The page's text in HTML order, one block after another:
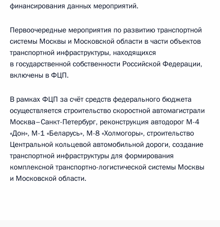
финансирования данных мероприятий.
Первоочередные мероприятия по развитию транспортной
системы Москвы и Московской области в части объектов
транспортной инфраструктуры, находящихся
в государственной собственности Российской Федерации,
включены в ФЦП.
В рамках ФЦП за счёт средств федерального бюджета
осуществляется строительство скоростной автомагистрали
Москва–Санкт-Петербург, реконструкция автодорог М-4
«Дон», М-1 «Беларусь», М-8 «Холмогоры», строительство
Центральной кольцевой автомобильной дороги, создание
транспортной инфраструктуры для формирования
комплексной транспортно-логистической системы Москвы
и Московской области.